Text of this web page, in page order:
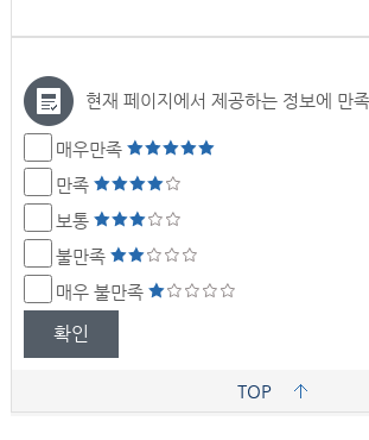
현재 페이지에서 제공하는 정보에 만
매우만족
만족
보통
불만족
매우 불만족
확인
TOP